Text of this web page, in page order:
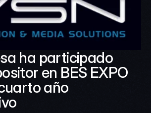
+ VSN AI
ha participado
en BES EXPO
año